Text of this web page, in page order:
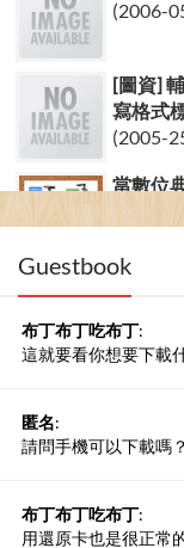
(2006-
[圖資]
寫格式
(2005-
當數位
Guestbook
布丁布丁吃布丁:
這就要看你想要下載
匿名:
請問手機可以下載嗎？
布丁布丁吃布丁:
用還原卡也是很正常